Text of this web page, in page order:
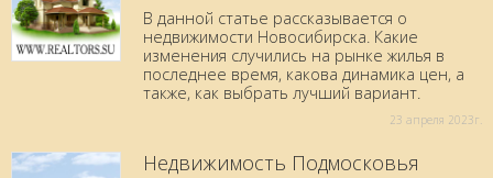
В данной статье рассказывается о
недвижимости Новосибирска. Какие
изменения случились на рынке жилья в
последнее время, какова динамика цен, а
также, как выбрать лучший вариант.
23 aпреля 2023г.
Недвижимость Подмосковья